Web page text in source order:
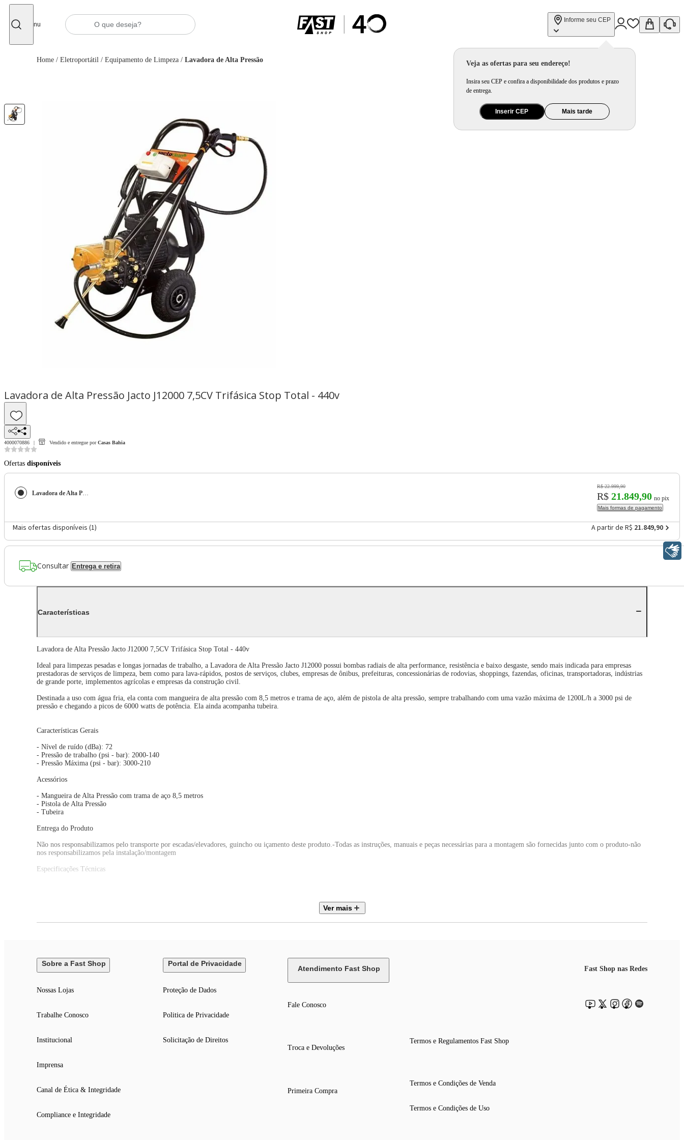
Menu
Informe seu CEP
Veja as ofertas para seu endereço!
Insira seu CEP e confira a disponibilidade dos produtos e prazo
de entrega.
Inserir CEP Mais tarde
Home / Eletroportátil / Equipamento de Limpeza / Lavadora de Alta Pressão
Lavadora de Alta Pressão Jacto J12000 7,5CV Trifásica Stop Total - 440v
4000070886 Vendido e entregue por Casas Bahia
Ofertas disponíveis
Lavadora de Alta Pressão Jacto J12000 7,5CV Trifásica Stop Total - 440v
R$ 22.999,90
R$ 21.849,90 no pix
Mais formas de pagamento
Mais ofertas disponíveis (1) A partir de R$ 21.849,90
Consultar Entrega e retira
Características
Lavadora de Alta Pressão Jacto J12000 7,5CV Trifásica Stop Total - 440v
Ideal para limpezas pesadas e longas jornadas de trabalho, a Lavadora de Alta Pressão Jacto J12000 possui bombas radiais de alta performance, resistência e baixo desgaste, sendo mais indicada para empresas
prestadoras de serviços de limpeza, bem como para lava-rápidos, postos de serviços, clubes, empresas de ônibus, prefeituras, concessionárias de rodovias, shoppings, fazendas, oficinas, transportadoras, indústrias
de grande porte, implementos agrícolas e empresas da construção civil.
Destinada a uso com água fria, ela conta com mangueira de alta pressão com 8,5 metros e trama de aço, além de pistola de alta pressão, sempre trabalhando com uma vazão máxima de 1200L/h a 3000 psi de
pressão e chegando a picos de 6000 watts de potência. Ela ainda acompanha tubeira.
Características Gerais
- Nível de ruído (dBa): 72
- Pressão de trabalho (psi - bar): 2000-140
- Pressão Máxima (psi - bar): 3000-210
Acessórios
- Mangueira de Alta Pressão com trama de aço 8,5 metros
- Pistola de Alta Pressão
- Tubeira
Entrega do Produto
Não nos responsabilizamos pelo transporte por escadas/elevadores, guincho ou içamento deste produto.-Todas as instruções, manuais e peças necessárias para a montagem são fornecidas junto com o produto-não
nos responsabilizamos pela instalação/montagem
Especificações Técnicas
Dimensões e Peso
Altura: 1,00 m
Profundidade: 81,00 cm
Conteúdo da Embalagem
Ver mais
Sobre a Fast Shop
Nossas Lojas
Trabalhe Conosco
Institucional
Imprensa
Canal de Ética & Integridade
Compliance e Integridade
Portal de Privacidade
Proteção de Dados
Politica de Privacidade
Solicitação de Direitos
Atendimento Fast Shop
Fale Conosco
Troca e Devoluções
Primeira Compra
Termos e Regulamentos Fast Shop
Termos e Condições de Venda
Termos e Condições de Uso
Fast Shop nas Redes